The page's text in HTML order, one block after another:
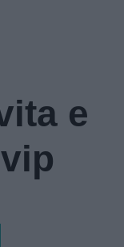
e